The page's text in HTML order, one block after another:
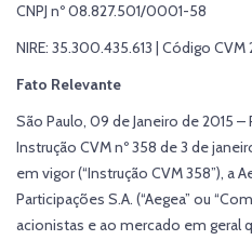
CNPJ nº 08.827.501/0001-58
NIRE: 35.300.435.613 | Código CVM
Fato Relevante
São Paulo, 09 de Janeiro de 2015
Instrução CVM nº 358 de 3 de
em vigor (“Instrução CVM 358”), a
Participações S.A. (“Aegea” ou
acionistas e ao mercado em geral